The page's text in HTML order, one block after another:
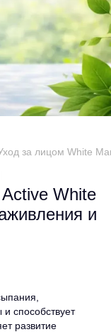
за лицом White
White
и
способствует
развитие